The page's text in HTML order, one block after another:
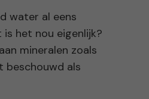
water al eens
het nou eigenlijk?
mineralen zoals
beschouwd als